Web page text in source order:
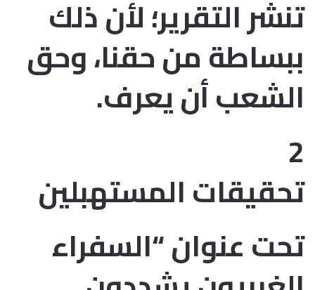
تنشر التقرير؛ لأن ذلك
ببساطة من حقنا، وحق
الشعب أن يعرف.
2
تحقيقات المستهبلين
تحت عنوان “السفراء